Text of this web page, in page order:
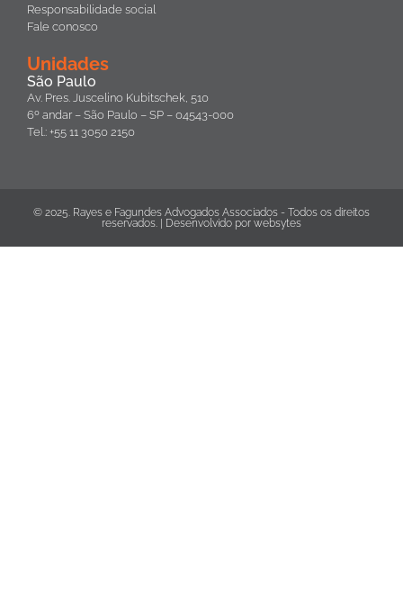
Responsabilidade social
Fale conosco
Unidades
São Paulo
Av. Pres. Juscelino Kubitschek, 510
6º andar – São Paulo – SP – 04543-000
Tel.: +55 11 3050 2150
© 2025. Rayes e Fagundes Advogados Associados - Todos os direitos
reservados. | Desenvolvido por websytes